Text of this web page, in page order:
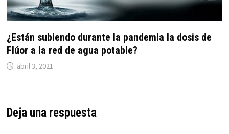
¿Están subiendo durante la pandemia la dosis de
Flúor a la red de agua potable?
abril 3, 2021
Deja una respuesta